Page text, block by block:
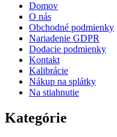
Domov
O nás
Obchodné podmienky
Nariadenie GDPR
Dodacie podmienky
Kontakt
Kalibrácie
Nákup na splátky
Na stiahnutie
Kategórie